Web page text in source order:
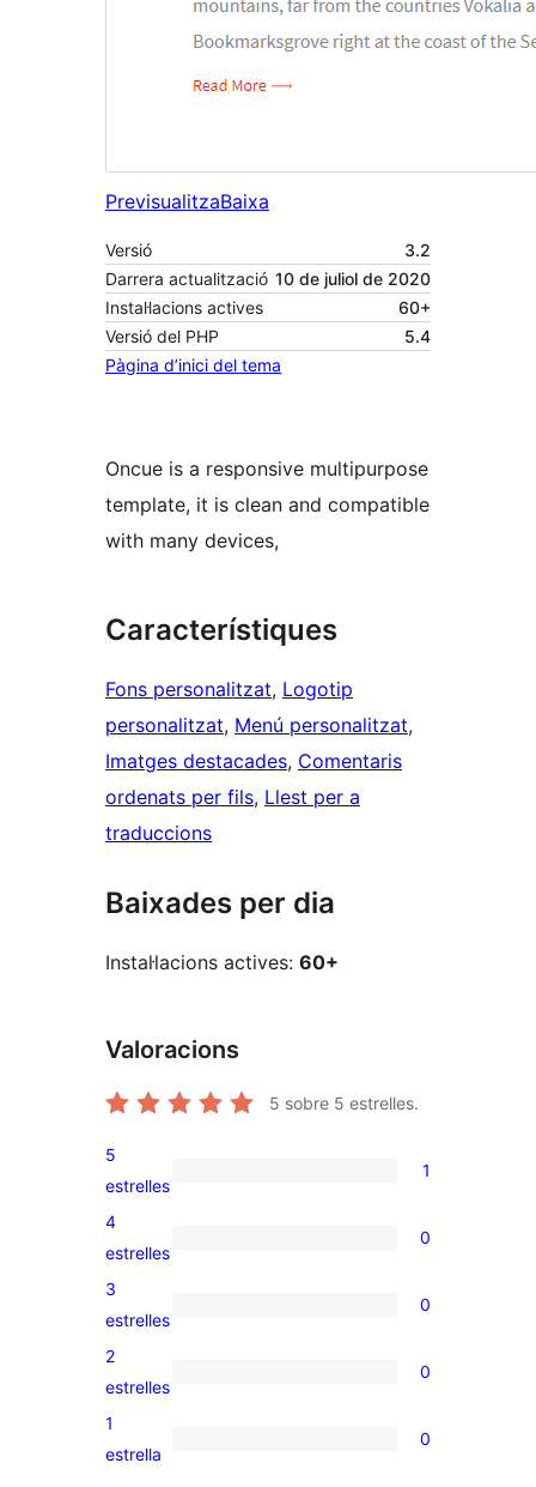
PrevisualitzaBaixa
Versió
3.2
Darrera actualització 10 de juliol de 2020
Instal·lacions actives
60+
Versió del PHP
5.4
Pàgina d’inici del tema
Oncue is a responsive multipurpose
template, it is clean and compatible
with many devices,
Característiques
Fons personalitzat, Logotip
personalitzat, Menú personalitzat
Imatges destacades, Comentaris
ordenats per fils, Llest per a
traduccions
Baixades per dia
Instal·lacions actives: 60+
Valoracions
5 sobre 5 estrelles.
1
valoració
de
5
estrelles
1
0
valoracions
de
4
estrelles
0
0
valoracions
de
3
estrelles
0
0
valoracions
de
2
estrelles
0
0
1
estrella
0